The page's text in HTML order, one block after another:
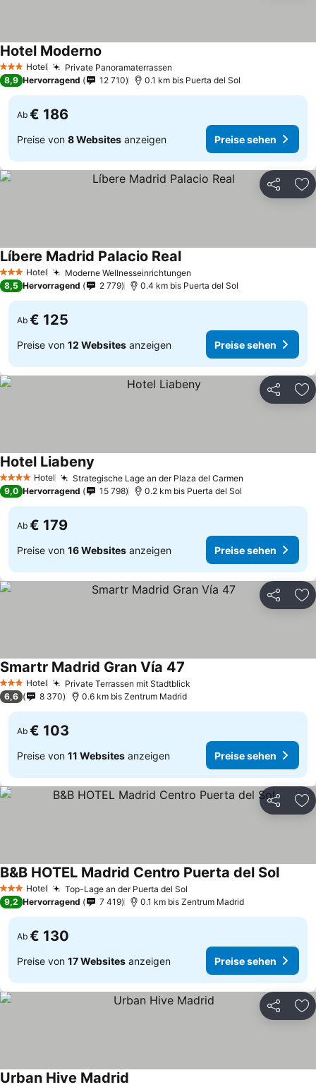
3 SterneHotel Private Panoramaterrassen
Hotel Moderno
8,9 Hervorragend 12 710 0.1 km bis Puerta del Sol
Ab € 186
Preise von 8 Websites anzeigen Preise sehen
Teilen
3 SterneHotel Moderne Wellnesseinrichtungen
Líbere Madrid Palacio RealPreise sehen
8,5 Hervorragend 2 779 0.4 km bis Puerta del Sol
Ab € 125
Preise von 12 Websites anzeigen Preise sehen
Teilen
4 Sterne Hotel Strategische Lage an der Plaza del Carmen
Hotel Liabeny
9,0 Hervorragend 15 798 0.2 km bis Puerta del Sol
Ab € 179
Preise von 16 Websites anzeigen Preise sehen
Teilen
3 SterneHotel Private Terrassen mit Stadtblick
Smartr Madrid Gran Vía 47
6,6 8 370 0.6 km bis Zentrum Madrid
Ab € 103
Preise von 11 Websites anzeigen Preise sehen
Teilen
3 SterneHotel Top-Lage an der Puerta del Sol
B&B HOTEL Madrid Centro Puerta del SolPreise
9,2 Hervorragend 7 419 0.1 km bis Zentrum Madrid
Ab € 130
Preise von 17 Websites anzeigen Preise sehen
Teilen
Urban Hive Madrid